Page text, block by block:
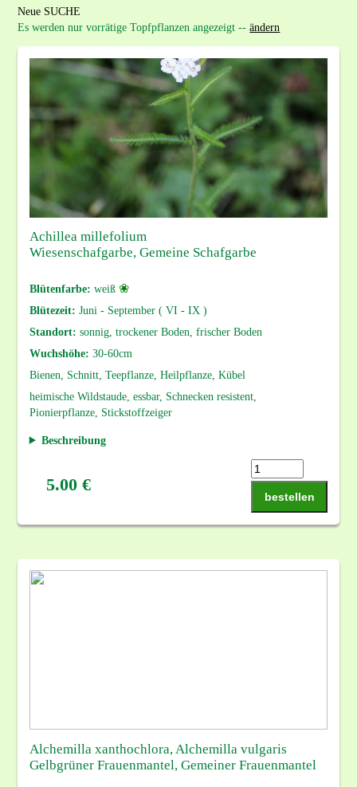
Neue SUCHE
Es werden nur vorrätige Topfpflanzen angezeigt --ändern
Achillea millefolium
Wiesenschafgarbe, Gemeine Schafgarbe
Blütenfarbe: weiß ❀
Blütezeit: Juni - September ( VI - IX )
Standort: sonnig, trockener Boden, frischer Boden
Wuchshöhe: 30-60cm
Bienen, Schnitt, Teepflanze, Heilpflanze, Kübel
heimische Wildstaude, essbar, Schnecken resistent,
Pionierpflanze, Stickstoffzeiger
Beschreibung
5.00 €
bestellen
Alchemilla xanthochlora, Alchemilla vulgaris
Gelbgrüner Frauenmantel, Gemeiner Frauenmantel